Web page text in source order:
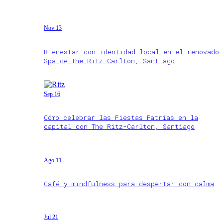
Nov 13
Bienestar con identidad local en el renovado
Spa de The Ritz-Carlton, Santiago
Sep 16
Cómo celebrar las Fiestas Patrias en la
capital con The Ritz-Carlton, Santiago
Ago 11
Café y mindfulness para despertar con calma
Jul 21